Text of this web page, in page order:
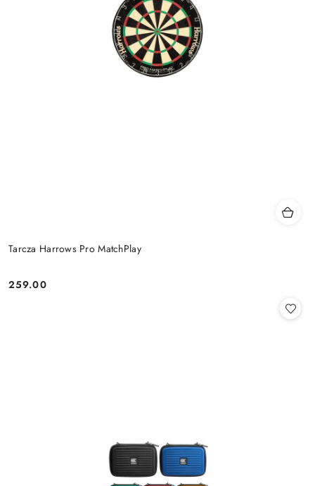
Tarcza Harrows Pro MatchPlay
Cena:
259.00